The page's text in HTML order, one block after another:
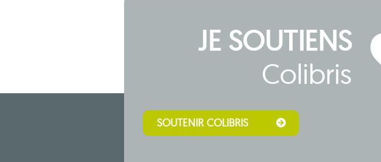
JE SOUTIENS
Colibris
SOUTENIR COLIBRIS